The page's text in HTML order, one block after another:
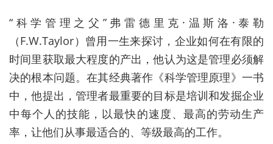
“科学管理之父”弗雷德里克·温斯洛·泰勒
（F.W.Taylor）曾用一生来探讨，企业如何在有限的
时间里获取最大程度的产出，他认为这是管理必须解
决的根本问题。在其经典著作《科学管理原理》一书
中，他提出，管理者最重要的目标是培训和发掘企业
中每个人的技能，以最快的速度、最高的劳动生产
率，让他们从事最适合的、等级最高的工作。